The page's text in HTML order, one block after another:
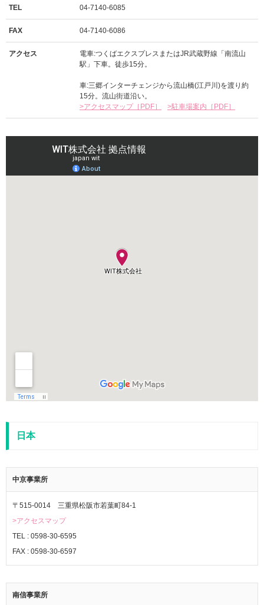
TEL 04-7140-6085
FAX 04-7140-6086
アクセス
電車:つくばエクスプレスまたはJR武蔵野線「南流山
駅」下車。徒歩15分。
車:三郷インターチェンジから流山橋(江戸川)を渡り約
15分。流山街道沿い。
>アクセスマップ［PDF］
>駐車場案内［PDF］
日本
中京事業所
〒515-0014 三重県松阪市若葉町84-1
>アクセスマップ
TEL : 0598-30-6595
FAX : 0598-30-6597
南信事業所